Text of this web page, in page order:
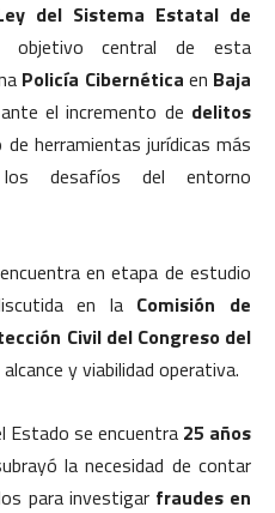
del Sistema Estatal de
central de esta
Policía Cibernética en Baja
el incremento de delitos
herramientas jurídicas más
desafíos del entorno
en etapa de estudio
en la Comisión de
Civil del Congreso del
y viabilidad operativa.
Estado se encuentra 25 años
la necesidad de contar
para investigar fraudes en